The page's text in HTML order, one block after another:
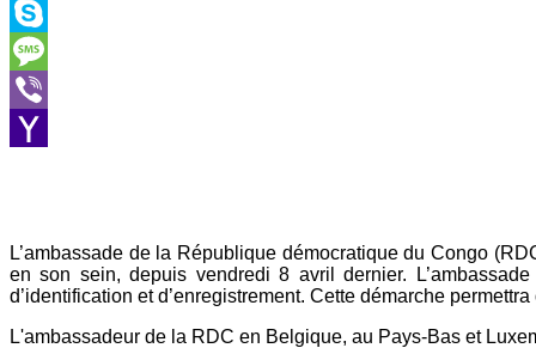
Outlook.com
Skype
Message
Viber
L’ambassade de la République démocratique du Congo
en son sein, depuis vendredi 8 avril dernier.
d’identification et d’enregistrement. Cette démarche
L'ambassadeur de la RDC en Belgique, au Pays-Bas et